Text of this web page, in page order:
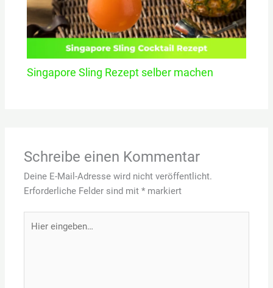
Singapore Sling Rezept selber machen
Schreibe einen Kommentar
Deine E-Mail-Adresse wird nicht veröffentlicht.
Erforderliche Felder sind mit* markiert
eingeben…